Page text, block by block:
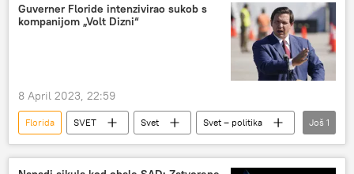
Guverner Floride intenzivirao sukob s
kompanijom „Volt Dizni“
8 April 2023, 22:59
Florida SVET Svet
Svet – politika
SAD
Još 1